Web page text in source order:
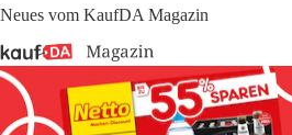
Neues vom KaufDA Magazin